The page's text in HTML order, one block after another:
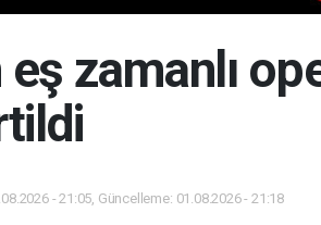
zamanlı
- 21:05, Güncelleme: 01.08.2026 - 21:18